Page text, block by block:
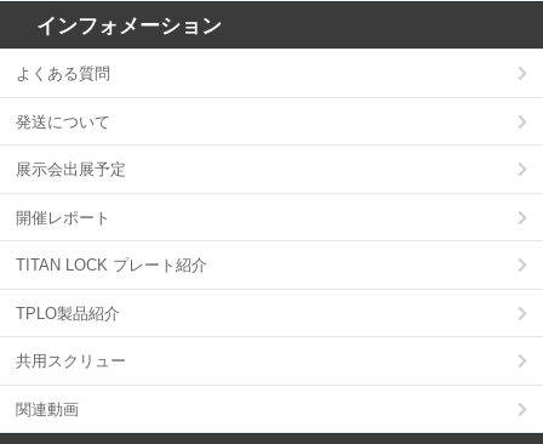
インフォメーション
よくある質問
発送について
展示会出展予定
開催レポート
TITAN LOCK プレート紹介
TPLO製品紹介
共用スクリュー
関連動画